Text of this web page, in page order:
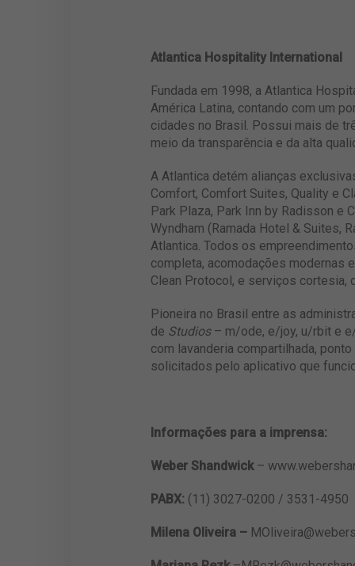
Atlantica Hospitality International
Fundada em 1998, a Atlantica
América Latina, contando com um
cidades no Brasil. Possui mais de
meio da transparência e da alta
A Atlantica detém alianças
Comfort, Comfort Suites, Quality e
Park Plaza, Park Inn by Radisson e
Wyndham (Ramada Hotel & Suites,
Atlantica. Todos os
completa, acomodações modernas
Clean Protocol, e serviços cortesia,
Pioneira no Brasil entre as
de Studios– m/ode, e/joy, u/rbit e
com lavanderia compartilhada,
solicitados pelo aplicativo que
Informações para a imprensa:
Weber Shandwick –
PABX: (11) 3027-0200 / 3531-4950
Milena Oliveira –